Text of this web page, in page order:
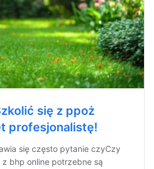
się z ppoż
profesjonalistę!
się często pytanie czyCzy
bhp online potrzebne są